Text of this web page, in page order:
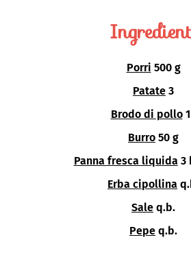
Porri 500 g
Patate 3
Brodo di pollo
Burro 50 g
Panna fresca liquida 3
Erba cipollina
Sale q.b.
Pepe q.b.